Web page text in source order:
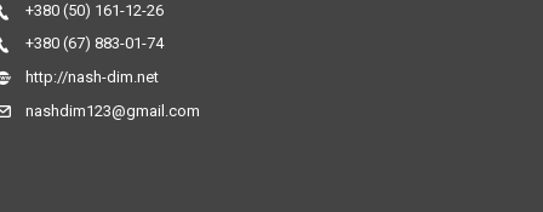
+380 (50) 161-12-26
+380 (67) 883-01-74
http://nash-dim.net
nashdim123@gmail.com